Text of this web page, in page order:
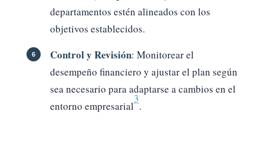
departamentos estén alineados con los
objetivos establecidos.
Control y Revisión: Monitorear el
desempeño financiero y ajustar el plan según
sea necesario para adaptarse a cambios en el
entorno empresarial
3
.